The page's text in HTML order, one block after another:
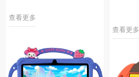
查看更多
查看更多